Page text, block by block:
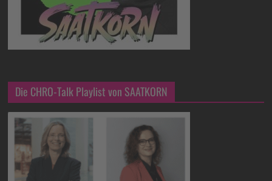
Die CHRO-Talk Playlist von SAATKORN